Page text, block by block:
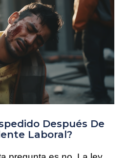
Después De
Laboral?